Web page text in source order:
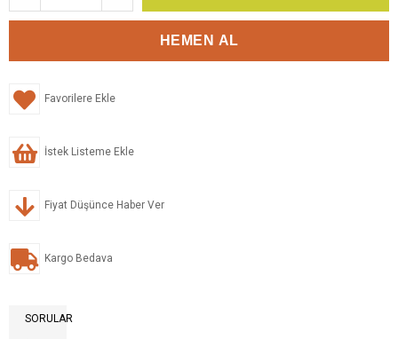
Favorilere Ekle
İstek Listeme Ekle
Fiyat Düşünce Haber Ver
Kargo Bedava
SORULAR